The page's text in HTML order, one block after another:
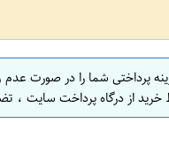
پرداختی شما را در صورت
از درگاه پرداخت سایت ،